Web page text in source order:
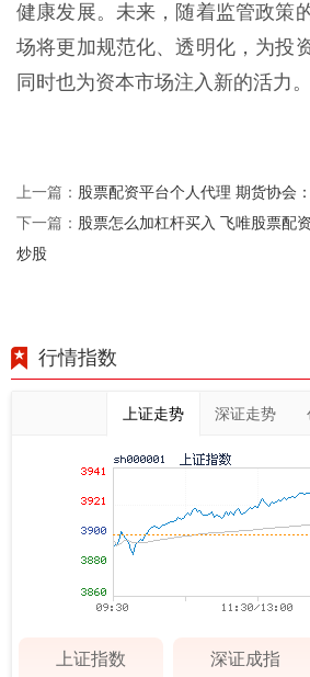
健康发展。未来，随着监管政策
场将更加规范化、透明化，为投
同时也为资本市场注入新的活力。
上一篇： 股票配资平台个人代理 期货协会
下一篇： 股票怎么加杠杆买入 飞唯股票配
炒股
行情指数
上证走势 深证走势
上证指数 深证成指